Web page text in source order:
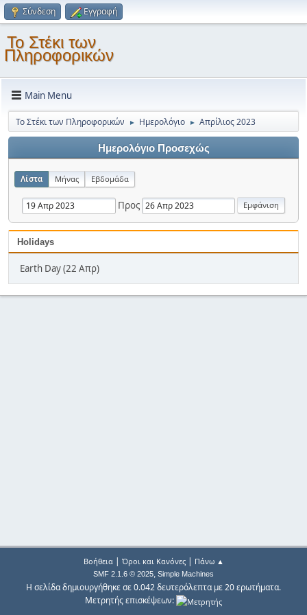
Σύνδεση Εγγραφή
Το Στέκι των
Πληροφορικών
Main Menu
Το Στέκι των Πληροφορικών ► Ημερολόγιο ► Απρίλιος 2023
Ημερολόγιο Προσεχώς
Λίστα Μήνας Εβδομάδα
Προς
Holidays
Earth Day (22 Απρ)
Βοήθεια| Όροι και Κανόνες| Πάνω ▲
SMF 2.1.6 © 2025, Simple Machines
Η σελίδα δημιουργήθηκε σε 0.042 δευτερόλεπτα με 20 ερωτήματα.
Μετρητής επισκέψεων: